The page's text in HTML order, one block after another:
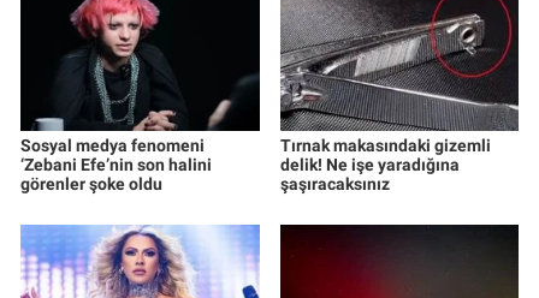
Sosyal medya fenomeni
‘Zebani Efe’nin son halini
görenler şoke oldu
Tırnak makasındaki gizemli
delik! Ne işe yaradığına
şaşıracaksınız